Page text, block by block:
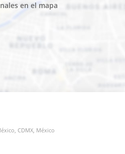
en el mapa
CDMX, México